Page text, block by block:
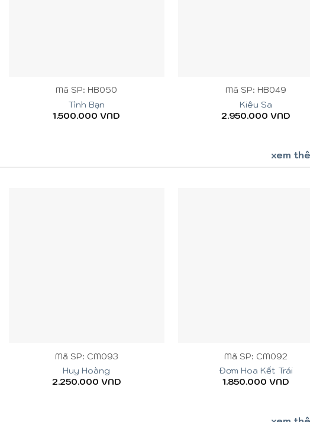
Mã SP: HB050
Tình Bạn
1.500.000 VND
Mã SP: HB049
Kiêu Sa
2.950.000 VND
xem
Mã SP: CM093
Huy Hoàng
2.250.000 VND
Mã SP: CM092
Đơm Hoa Kết Trái
1.850.000 VND